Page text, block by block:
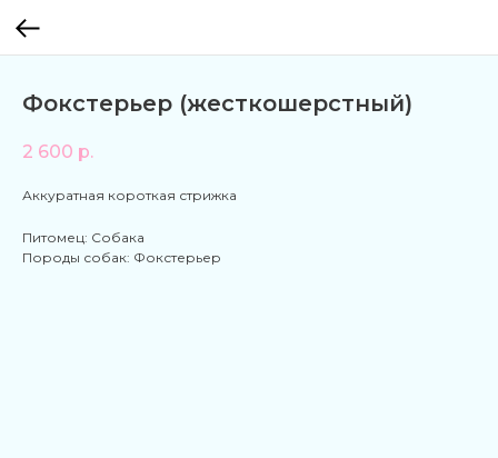
Фокстерьер (жесткошерстный)
2 600 р.
Аккуратная короткая стрижка
Питомец: Собака
Породы собак: Фокстерьер